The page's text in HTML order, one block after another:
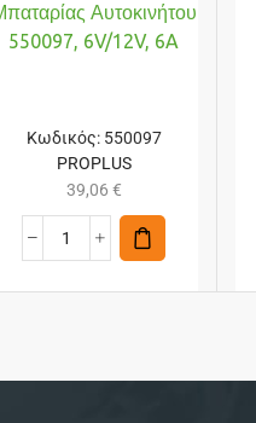
Αυτοκινήτου
550097, 6V/12V, 6A
Κωδικός: 550097
PROPLUS
39,06 €